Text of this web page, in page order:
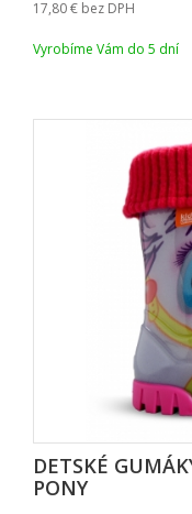
17,80 bez DPH
Vyrobíme Vám do 5 dní
DETSKÉ
PONY